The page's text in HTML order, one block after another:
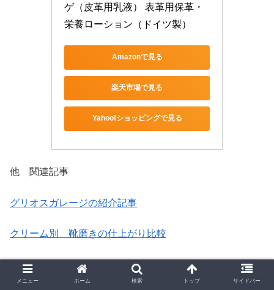
ゲ（皮革用乳液） 表革用保革・
栄養ローション（ドイツ製）
Amazonで見る
楽天市場で見る
Yahoo!ショッピングで見る
他 関連記事
グリオスガレージの紹介記事
クリーム別 靴磨きの仕上がり比較
メニュー ホーム 検索 トップ サイドバー